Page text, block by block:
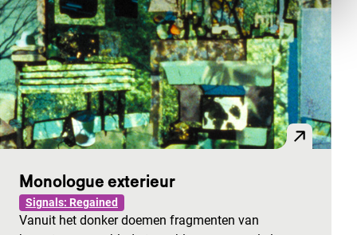
Monologue exterieur
Signals: Regained
Vanuit het donker doemen fragmenten van